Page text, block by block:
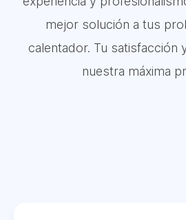
mejor solución a tus
calentador. Tu satisfacción
nuestra máxima